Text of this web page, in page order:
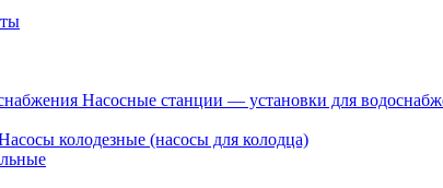
Насосные станции — установки для
колодезные (насосы для колодца)